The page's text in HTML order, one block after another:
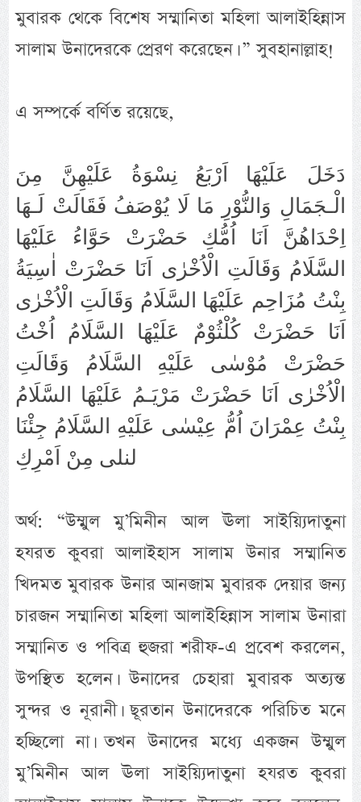
মুবারক থেকে বিশেষ সম্মানিতা মহিলা আলাইহিন্নাস
সালাম উনাদেরকে প্রেরণ করেছেন। ” সুবহানাল্লাহ!
এ সম্পর্কে বর্ণিত রয়েছে,
دَخَلَ عَلَيْهَا اَرْبَعُ نِسْوَةُ عَلَيْهِنَّ مِنَ
الْـجَمَالِ وَالنُّوْرِ مَا لَا يُوْصَفُ فَقَالَتْ لَـهَا
اِحْدَاهُنَّ اَنَا اُمُّكِ حَضْرَتْ حَوَّاءُ عَلَيْهَا
السَّلَامُ وَقَالَتِ الْاُخْرٰى اَنَا حَضْرَتْ اٰسِيَةُ
بِنْتُ مُزَاحِم عَلَيْهَا السَّلَامُ وَقَالَتِ الْاُخْرٰى
اَنَا حَضْرَتْ كُلْثُوْمٌ عَلَيْهَا السَّلَامُ اُخْتُ
حَضْرَتْ مُوْسٰى عَلَيْهِ السَّلَامُ وَقَالَتِ
الْاُخْرٰى اَنَا حَضْرَتْ مَرْيَـمُ عَلَيْهَا السَّلَامُ
بِنْتُ عِمْرَانَ اُمُّ عِيْسٰى عَلَيْهِ السَّلَامُ جِئْنَا
لنلى مِنْ اَمْرِكِ
অর্থ: “উম্মুল মু’মিনীন আল ঊলা সাইয়্যিদাতুনা
হযরত কুবরা আলাইহাস সালাম উনার সম্মানিত
খিদমত মুবারক উনার আনজাম মুবারক দেয়ার জন্য
চারজন সম্মানিতা মহিলা আলাইহিন্নাস সালাম উনারা
সম্মানিত ও পবিত্র হুজরা শরীফ-এ প্রবেশ করলেন,
উপস্থিত হলেন। উনাদের চেহারা মুবারক অত্যন্ত
সুন্দর ও নূরানী। ছূরতান উনাদেরকে পরিচিত মনে
হচ্ছিলো না। তখন উনাদের মধ্যে একজন উম্মুল
মু’মিনীন আল ঊলা সাইয়্যিদাতুনা হযরত কুবরা